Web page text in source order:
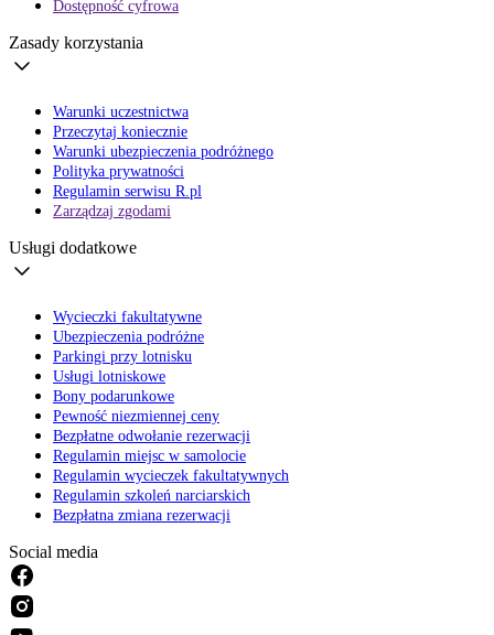
Dostępność cyfrowa
Zasady korzystania
Warunki uczestnictwa
Przeczytaj koniecznie
Warunki ubezpieczenia podróżnego
Polityka prywatności
Regulamin serwisu R.pl
Zarządzaj zgodami
Usługi dodatkowe
Wycieczki fakultatywne
Ubezpieczenia podróżne
Parkingi przy lotnisku
Usługi lotniskowe
Bony podarunkowe
Pewność niezmiennej ceny
Bezpłatne odwołanie rezerwacji
Regulamin miejsc w samolocie
Regulamin wycieczek fakultatywnych
Regulamin szkoleń narciarskich
Bezpłatna zmiana rezerwacji
Social media